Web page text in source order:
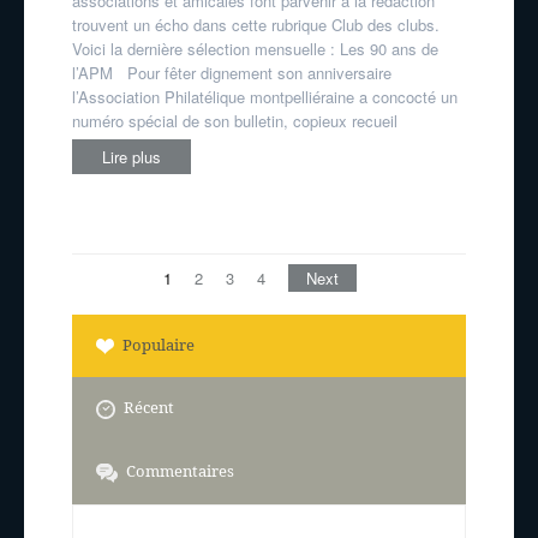
trouvent un écho dans cette rubrique Club des clubs.
Voici la dernière sélection mensuelle : Les 90 ans de
l’APM Pour fêter dignement son anniversaire
l’Association Philatélique montpelliéraine a concocté un
numéro spécial de son bulletin, copieux recueil
Lire plus
1 2 3 4 Next
Populaire
Récent
Commentaires